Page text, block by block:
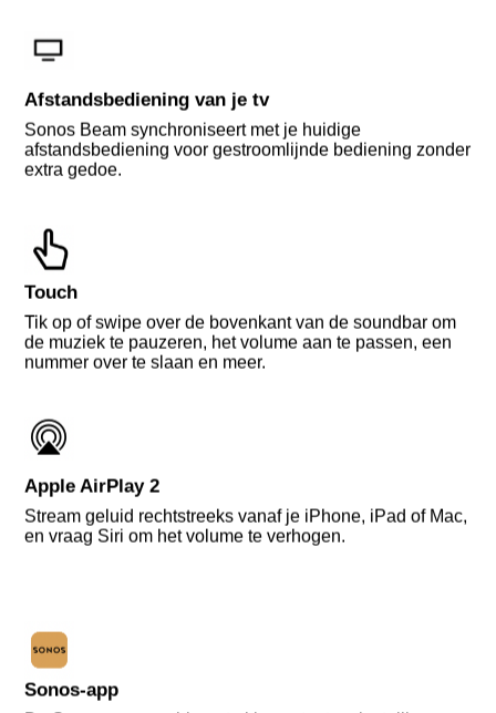
Afstandsbediening van je tv
Sonos Beam synchroniseert met je huidige
afstandsbediening voor gestroomlijnde bediening zonder
extra gedoe.
Touch
Tik op of swipe over de bovenkant van de soundbar om
de muziek te pauzeren, het volume aan te passen, een
nummer over te slaan en meer.
Apple AirPlay 2
Stream geluid rechtstreeks vanaf je iPhone, iPad of Mac,
en vraag Siri om het volume te verhogen.
Sonos-app